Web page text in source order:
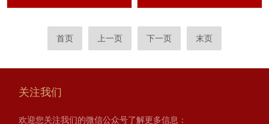
首页 上一页 下一页 末页
关注我们
欢迎您关注我们的微信公众号了解更多信息：